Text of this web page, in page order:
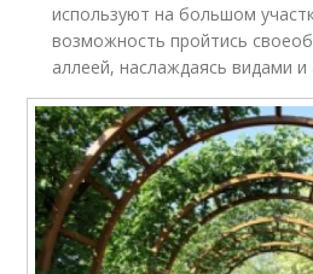
используют на большом
возможность пройтись
аллеей, наслаждаясь видами